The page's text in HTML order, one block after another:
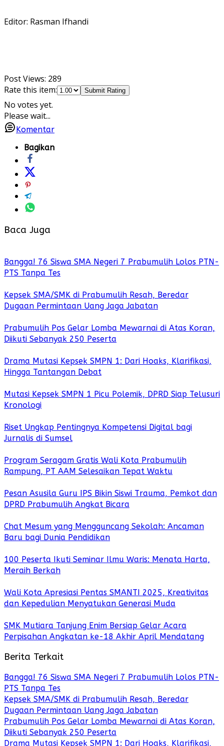
Editor: Rasman Ifhandi
Post Views: 289
Rate this item:
Submit Rating
No votes yet.
Please wait...
Komentar
Bagikan
Baca Juga
Bangga! 76 Siswa SMA Negeri 7 Prabumulih Lolos PTN-
PTS Tanpa Tes
Kepsek SMA/SMK di Prabumulih Resah, Beredar
Dugaan Permintaan Uang Jaga Jabatan
Prabumulih Pos Gelar Lomba Mewarnai di Atas Koran,
Diikuti Sebanyak 250 Peserta
Drama Mutasi Kepsek SMPN 1: Dari Hoaks, Klarifikasi,
Hingga Tantangan Debat
Mutasi Kepsek SMPN 1 Picu Polemik, DPRD Siap Telusuri
Kronologi
Riset Ungkap Pentingnya Kompetensi Digital bagi
Jurnalis di Sumsel
Program Seragam Gratis Wali Kota Prabumulih
Rampung, PT AAM Selesaikan Tepat Waktu
Pesan Asusila Guru IPS Bikin Siswi Trauma, Pemkot dan
DPRD Prabumulih Angkat Bicara
Chat Mesum yang Mengguncang Sekolah: Ancaman
Baru bagi Dunia Pendidikan
100 Peserta Ikuti Seminar Ilmu Waris: Menata Harta,
Meraih Berkah
Wali Kota Apresiasi Pentas SMANTI 2025, Kreativitas
dan Kepedulian Menyatukan Generasi Muda
SMK Mutiara Tanjung Enim Bersiap Gelar Acara
Perpisahan Angkatan ke-18 Akhir April Mendatang
Berita Terkait
Bangga! 76 Siswa SMA Negeri 7 Prabumulih Lolos PTN-
PTS Tanpa Tes
Kepsek SMA/SMK di Prabumulih Resah, Beredar
Dugaan Permintaan Uang Jaga Jabatan
Prabumulih Pos Gelar Lomba Mewarnai di Atas Koran,
Diikuti Sebanyak 250 Peserta
Drama Mutasi Kepsek SMPN 1: Dari Hoaks, Klarifikasi,